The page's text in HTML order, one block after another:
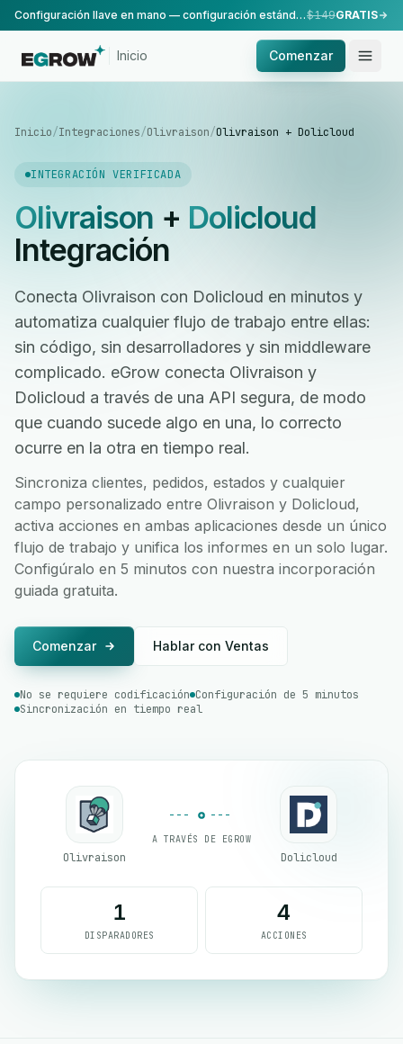
Configuración llave en mano — configuración estándar, realizada por nuestro equipo.$149GRATIS
Inicio Comenzar
Inicio/Integraciones/Olivraison/Olivraison + Dolicloud
INTEGRACIÓN VERIFICADA
Olivraison + Dolicloud
Integración
Conecta Olivraison con Dolicloud en minutos y
automatiza cualquier flujo de trabajo entre ellas:
sin código, sin desarrolladores y sin middleware
complicado. eGrow conecta Olivraison y
Dolicloud a través de una API segura, de modo
que cuando sucede algo en una, lo correcto
ocurre en la otra en tiempo real.
Sincroniza clientes, pedidos, estados y cualquier
campo personalizado entre Olivraison y Dolicloud,
activa acciones en ambas aplicaciones desde un único
flujo de trabajo y unifica los informes en un solo lugar.
Configúralo en 5 minutos con nuestra incorporación
guiada gratuita.
Comenzar Hablar con Ventas
No se requiere codificación Configuración de 5 minutos
Sincronización en tiempo real
Olivraison
A TRAVÉS DE EGROW
Dolicloud
1
DISPARADORES
4
ACCIONES